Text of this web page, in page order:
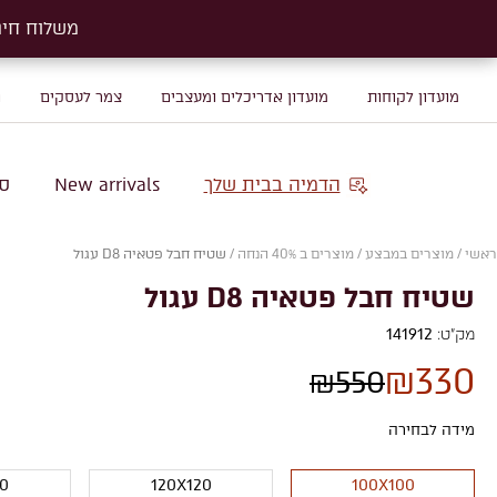
מועדון לקוחות מועדון אדריכלים ומעצבים צמר לעסקים
הדמיה בבית שלך New arrivals
ראשי / מוצרים במבצע / מוצרים ב 40% הנחה / שטיח חבל פטאיה D8 עגול
שטיח חבל פטאיה D8 עגול
מק"ט: 141912
₪550₪330
מידה לבחירה
100X100
120X120
משלוח חינם על
משלוח חינם על